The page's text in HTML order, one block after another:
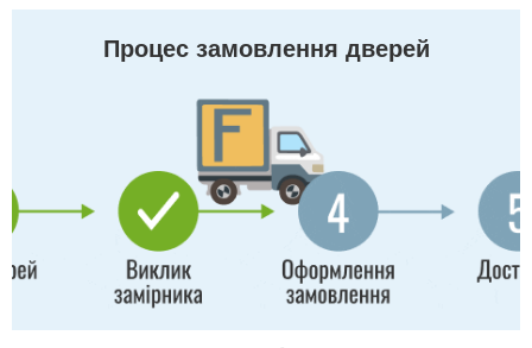
Процес замовлення дверей